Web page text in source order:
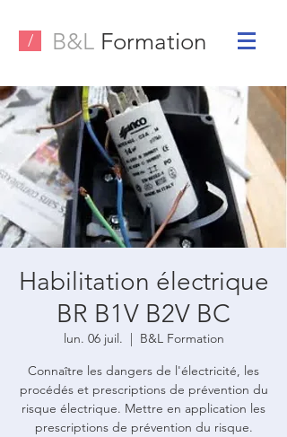
/ B&L Formation
Habilitation électrique
BR B1V B2V BC
lun. 06 juil.
  |
B&L Formation
Connaître les dangers de l'électricité, les
procédés et prescriptions de prévention du
risque électrique. Mettre en application les
prescriptions de prévention du risque.